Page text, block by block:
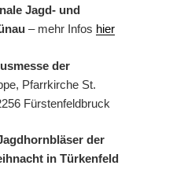
Jagd- und
– mehr Infos hier
der
Pfarrkirche St.
Fürstenfeldbruck
der
in Türkenfeld